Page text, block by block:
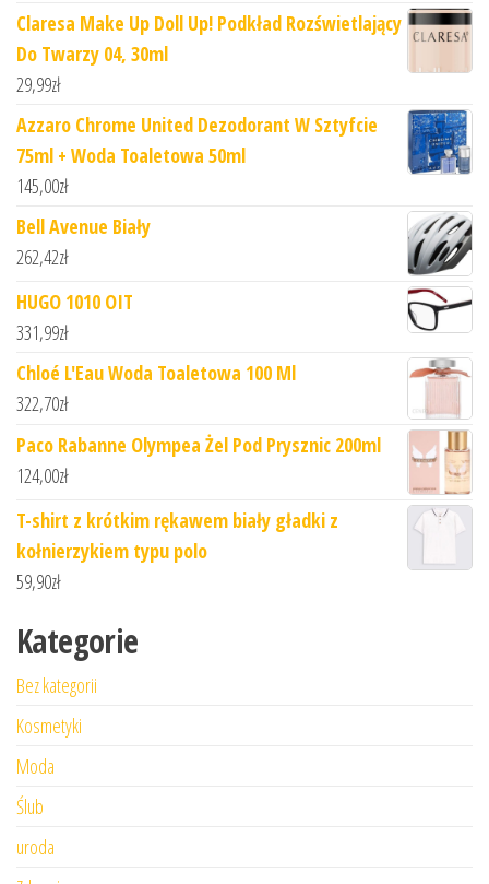
Claresa Make Up Doll Up! Podkład Rozświetlający
Do Twarzy 04, 30ml
29,99zł
Azzaro Chrome United Dezodorant W Sztyfcie
75ml + Woda Toaletowa 50ml
145,00zł
Bell Avenue Biały
262,42zł
HUGO 1010 OIT
331,99zł
Chloé L'Eau Woda Toaletowa 100 Ml
322,70zł
Paco Rabanne Olympea Żel Pod Prysznic 200ml
124,00zł
T-shirt z krótkim rękawem biały gładki z
kołnierzykiem typu polo
59,90zł
Kategorie
Bez kategorii
Kosmetyki
Moda
Ślub
uroda